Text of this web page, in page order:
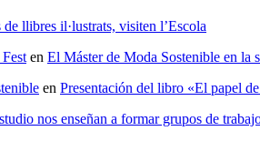
llibres il·lustrats, visiten l’Escola
en El Máster de Moda Sostenible en
en Presentación del libro «El papel
nos enseñan a formar grupos de